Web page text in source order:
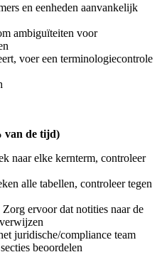
en eenheden aanvankelijk
ambiguïteiten voor
voer een terminologiecontrole
van de tijd)
naar elke kernterm, controleer
alle tabellen, controleer tegen
Zorg ervoor dat notities naar de
juridische/compliance team
beoordelen